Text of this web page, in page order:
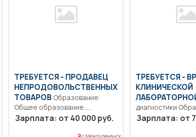
ТРЕБУЕТСЯ - ПРОДАВЕЦ
НЕПРОДОВОЛЬСТВЕННЫХ
ТОВАРОВ
Общее образование..
Консультировать покупателей
по товарам и акциям...
Зарплата: от 40 000 руб.
ТРЕБУЕТСЯ -
КЛИНИЧЕСКОЙ
диагностики
Высшее-
высшей
Согласно
Зарплата: от